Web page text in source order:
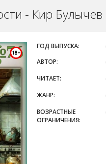
- Кир Булычев
ГОД ВЫПУСКА:
АВТОР:
ЧИТАЕТ:
ЖАНР:
ВОЗРАСТНЫЕ
ОГРАНИЧЕНИЯ: